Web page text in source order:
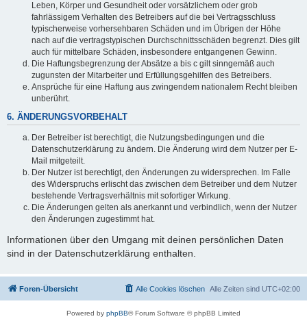
Leben, Körper und Gesundheit oder vorsätzlichem oder grob
fahrlässigem Verhalten des Betreibers auf die bei Vertragsschluss
typischerweise vorhersehbaren Schäden und im Übrigen der Höhe
nach auf die vertragstypischen Durchschnittsschäden begrenzt. Dies gilt
auch für mittelbare Schäden, insbesondere entgangenen Gewinn.
Die Haftungsbegrenzung der Absätze a bis c gilt sinngemäß auch
zugunsten der Mitarbeiter und Erfüllungsgehilfen des Betreibers.
Ansprüche für eine Haftung aus zwingendem nationalem Recht bleiben
unberührt.
6. ÄNDERUNGSVORBEHALT
Der Betreiber ist berechtigt, die Nutzungsbedingungen und die
Datenschutzerklärung zu ändern. Die Änderung wird dem Nutzer per E-
Mail mitgeteilt.
Der Nutzer ist berechtigt, den Änderungen zu widersprechen. Im Falle
des Widerspruchs erlischt das zwischen dem Betreiber und dem Nutzer
bestehende Vertragsverhältnis mit sofortiger Wirkung.
Die Änderungen gelten als anerkannt und verbindlich, wenn der Nutzer
den Änderungen zugestimmt hat.
Informationen über den Umgang mit deinen persönlichen Daten
sind in der Datenschutzerklärung enthalten.
Foren-Übersicht Alle Zeiten sind UTC+02:00
Alle Cookies löschen
Powered by phpBB® Forum Software © phpBB Limited